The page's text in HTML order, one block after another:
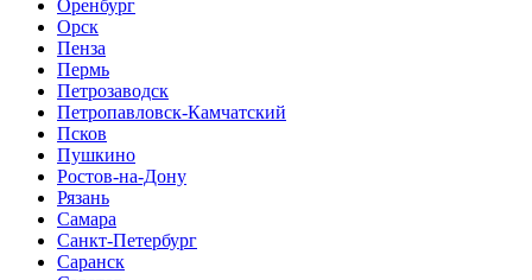
Оренбург
Орск
Пенза
Пермь
Петрозаводск
Петропавловск-Камчатский
Псков
Пушкино
Ростов-на-Дону
Рязань
Самара
Санкт-Петербург
Саранск